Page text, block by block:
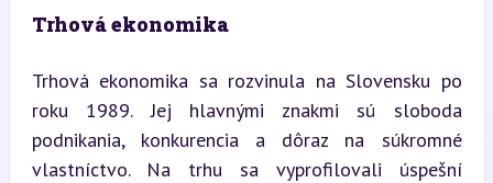
Trhová ekonomika
Trhová ekonomika sa rozvinula na Slovensku po
roku 1989. Jej hlavnými znakmi sú sloboda
podnikania, konkurencia a dôraz na súkromné
vlastníctvo. Na trhu sa vyprofilovali úspešní